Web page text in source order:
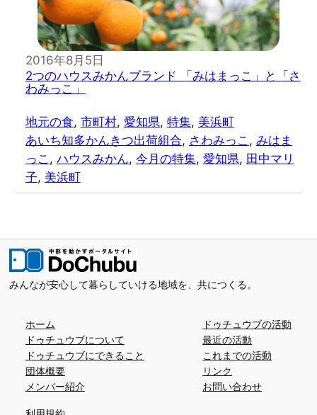
2016年8月5日
2つのハウスみかんブランド 「みはまっこ」と「さ
わみっこ」
地元の食, 市町村, 愛知県, 特集, 美浜町
あいち知多かんきつ出荷組合, さわみっこ , みはま
っこ , ハウスみかん, 今月の特集, 愛知県, 田中マリ
子, 美浜町
みんなが安心して暮らしていける地域を、共につくる。
ホーム
ドゥチュウブについて
ドゥチュウブにできること
団体概要
メンバー紹介
ドゥチュウブの活動
最近の活動
これまでの活動
リンク
お問い合わせ